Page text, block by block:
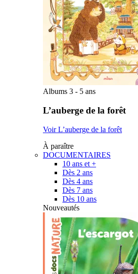
Albums 3 - 5 ans
L’auberge de la forêt
Voir L’auberge de la forêt
À paraître
DOCUMENTAIRES
10 ans et +
Dès 2 ans
Dès 4 ans
Dès 7 ans
Dès 10 ans
Nouveautés